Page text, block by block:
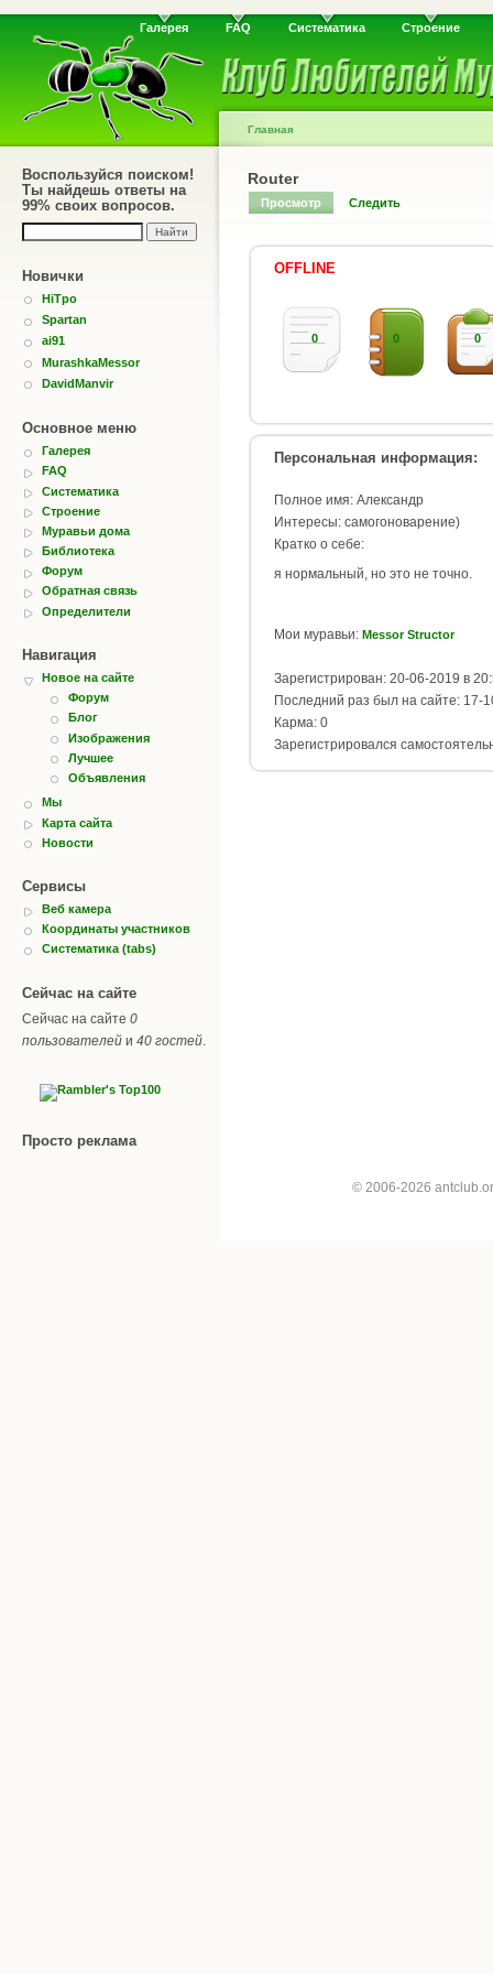
Галерея FAQ Систематика Строение
Воспользуйся поиском!
Ты найдешь ответы на
99% своих вопросов.
Новички
HiTpo
Spartan
ai91
MurashkaMessor
DavidManvir
Основное меню
Галерея
FAQ
Систематика
Строение
Муравьи дома
Библиотека
Форум
Обратная связь
Определители
Навигация
Новое на сайте
Форум
Блог
Изображения
Лучшее
Объявления
Мы
Карта сайта
Новости
Сервисы
Веб камера
Координаты участников
Систематика (tabs)
Сейчас на сайте
Сейчас на сайте 0
пользователей и 40 гостей.
Просто реклама
Главная
Router
Просмотр Следить
OFFLINE
0 0 0
Персональная информация:
Полное имя: Александр
Интересы: самогоноварение)
Кратко о себе:
я нормальный, но это не точно.
Мои муравьи: Messor Structor
Зарегистрирован: 20-06-2019 в
Последний раз был на сайте: 17-
Карма: 0
Зарегистрировался
© 2006-2026